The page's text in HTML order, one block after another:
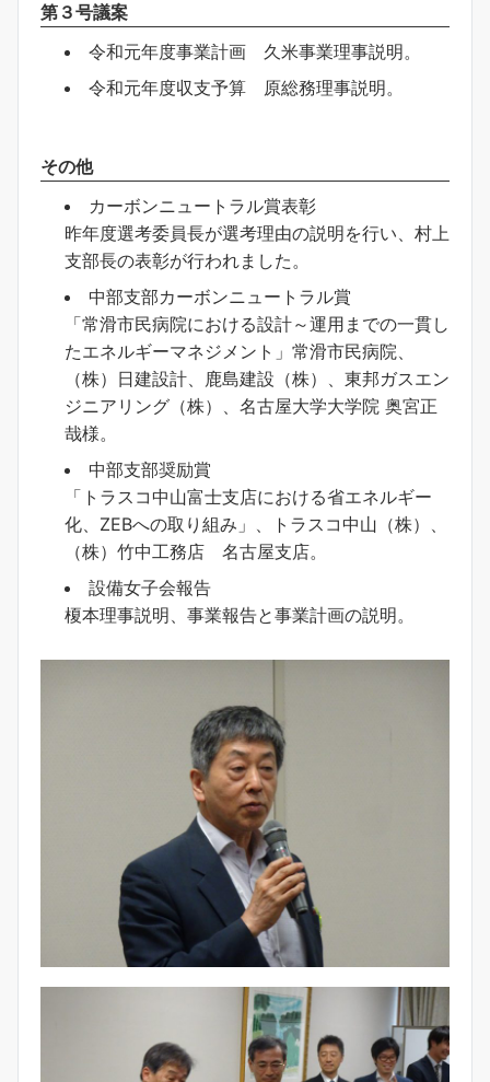
第３号議案
令和元年度事業計画 久米事業理事説明。
令和元年度収支予算 原総務理事説明。
その他
カーボンニュートラル賞表彰
昨年度選考委員長が選考理由の説明を行い、村上
支部長の表彰が行われました。
中部支部カーボンニュートラル賞
「常滑市民病院における設計～運用までの一貫し
たエネルギーマネジメント」常滑市民病院、
（株）日建設計、鹿島建設（株）、東邦ガスエン
ジニアリング（株）、名古屋大学大学院 奥宮正
哉様。
中部支部奨励賞
「トラスコ中山富士支店における省エネルギー
化、ZEBへの取り組み」、トラスコ中山（株）、
（株）竹中工務店 名古屋支店。
設備女子会報告
榎本理事説明、事業報告と事業計画の説明。